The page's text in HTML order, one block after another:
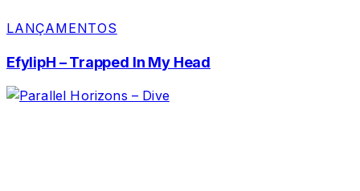
LANÇAMENTOS
EfylipH – Trapped In My Head